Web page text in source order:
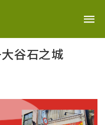
谷石之城